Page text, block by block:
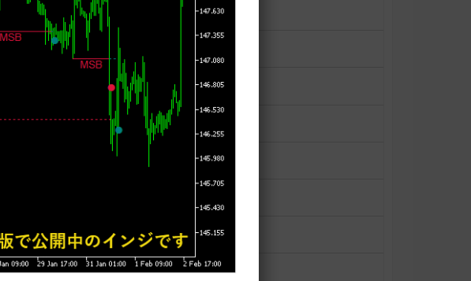
マーケットプロファイル
ローソク足
一目均衡表
未分類
相場状況表示